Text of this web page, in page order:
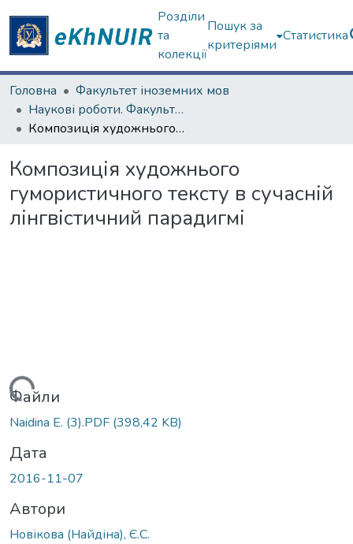
Розділи
та
колекції
Пошук за
критеріями
Статистика
Головна
Факультет іноземних мов
Наукові роботи. Факультет іноземних мов
Композиція художнього гумористичного тексту в сучасній лінгвістичний парадигмі
Композиція художнього
гумористичного тексту в сучасній
лінгвістичний парадигмі
Вантажиться...
Файли
Naidina E. (3).PDF (398,42 KB)
Дата
2016-11-07
Автори
Новікова (Найдіна), Є.С.